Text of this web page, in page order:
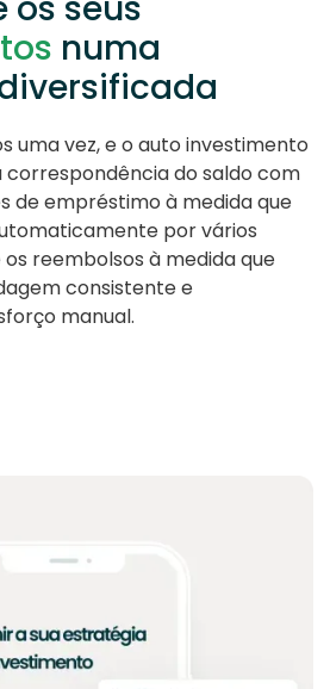
numa
uma vez, e o auto investimento
correspondência do saldo com
de empréstimo à medida que
por vários
reembolsos à medida que
consistente e
manual.